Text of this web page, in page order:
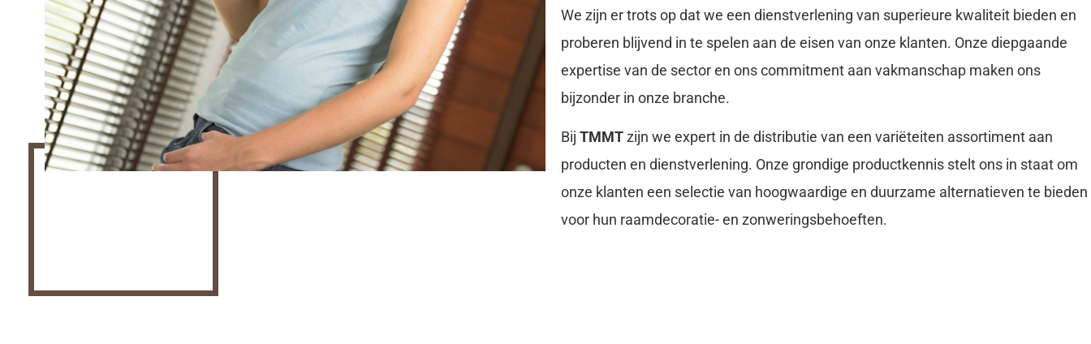
We zijn er trots op dat we een dienstverlening van superieure kwaliteit bieden en
proberen blijvend in te spelen aan de eisen van onze klanten. Onze diepgaande
expertise van de sector en ons commitment aan vakmanschap maken ons
bijzonder in onze branche.
Bij TMMTzijn we expert in de distributie van een variëteiten assortiment aan
producten en dienstverlening. Onze grondige productkennis stelt ons in staat om
onze klanten een selectie van hoogwaardige en duurzame alternatieven te bieden
voor hun raamdecoratie- en zonweringsbehoeften.